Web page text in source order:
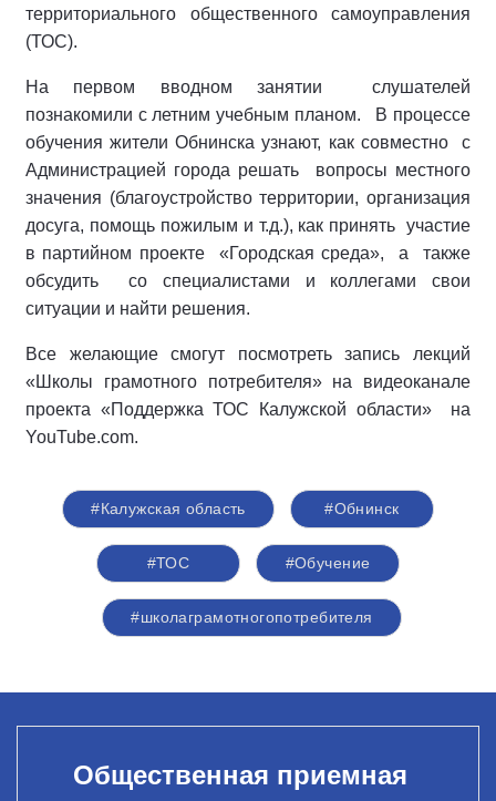
территориального общественного самоуправления
(ТОС).
На первом вводном занятии слушателей
познакомили с летним учебным планом. В процессе
обучения жители Обнинска узнают, как совместно с
Администрацией города решать вопросы местного
значения (благоустройство территории, организация
досуга, помощь пожилым и т.д.), как принять участие
в партийном проекте «Городская среда», а также
обсудить со специалистами и коллегами свои
ситуации и найти решения.
Все желающие смогут посмотреть запись лекций
«Школы грамотного потребителя» на видеоканале
проекта «Поддержка ТОС Калужской области» на
YouTube.com.
#Калужская область #Обнинск
#ТОС #Обучение
#школаграмотногопотребителя
Общественная приемная